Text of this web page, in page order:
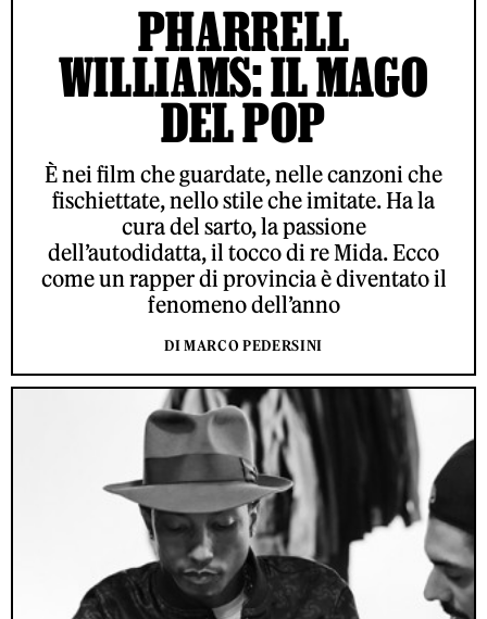
PHARRELL
WILLIAMS: IL MAGO
DEL POP
È nei film che guardate, nelle canzoni che
fischiettate, nello stile che imitate. Ha la
cura del sarto, la passione
dell’autodidatta, il tocco di re Mida. Ecco
come un rapper di provincia è diventato il
fenomeno dell’anno
DI MARCO PEDERSINI